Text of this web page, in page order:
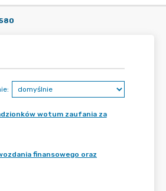
wotum zaufania za
finansowego oraz